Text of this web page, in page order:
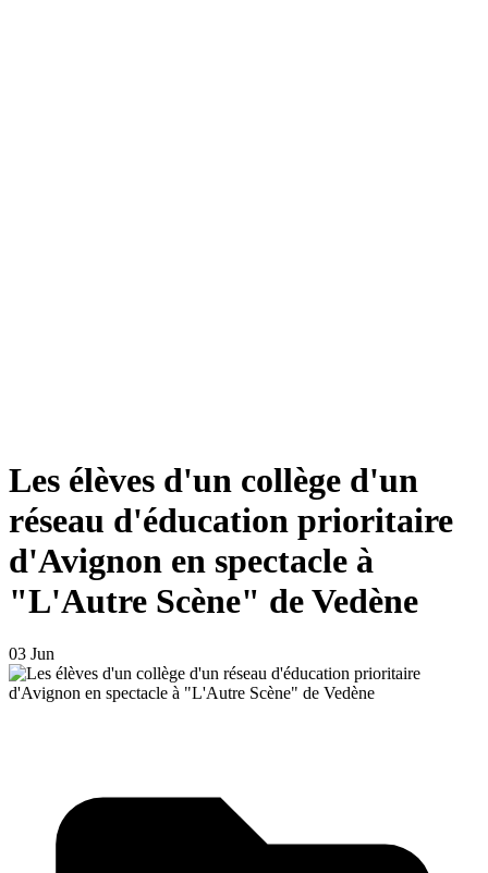
Les élèves d'un collège d'un
réseau d'éducation prioritaire
d'Avignon en spectacle à
"L'Autre Scène" de Vedène
03 Jun